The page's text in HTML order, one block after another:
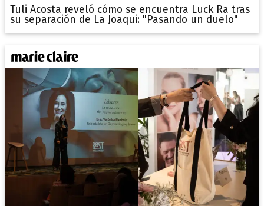
Tuli Acosta reveló cómo se encuentra Luck Ra tras
su separación de La Joaqui: "Pasando un duelo"